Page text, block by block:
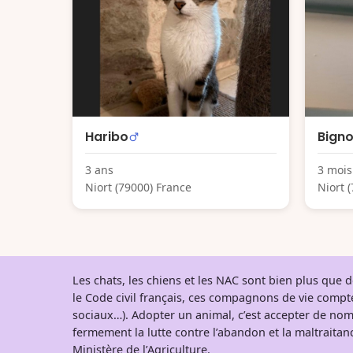
Haribo
3 ans
Niort (79000) France
3 mois
Niort
Les chats, les chiens et les NAC sont bien plus
le Code civil français, ces compagnons de vie
sociaux…). Adopter un animal, c’est accepter de
fermement la lutte contre l’abandon et la
Ministère de l’Agriculture.